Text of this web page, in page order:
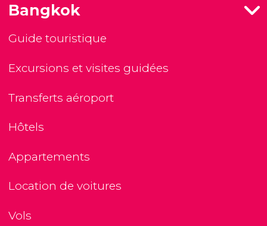
Bangkok
Guide touristique
Excursions et visites guidées
Transferts aéroport
Hôtels
Appartements
Location de voitures
Vols